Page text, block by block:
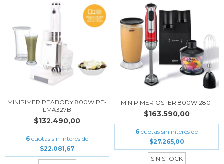
MINIPIMER PEABODY 800W PE-
LMA327B
$132.490,00
6 cuotas sin interés de
$22.081,67
MINIPIMER OSTER 800W 2801
$163.590,00
6 cuotas sin interés de
$27.265,00
SIN STOCK